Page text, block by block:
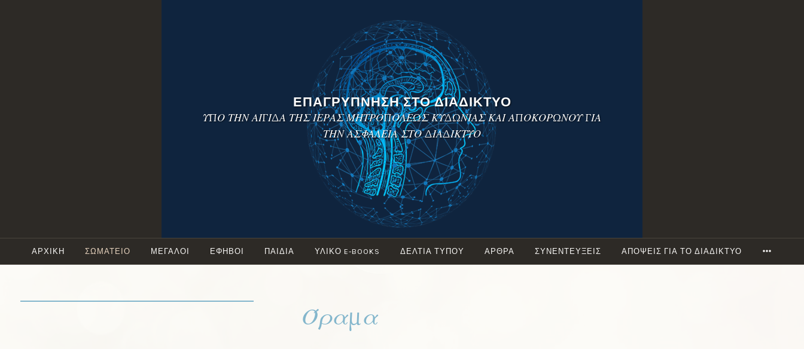
ΕΠΑΓΡΥΠΝΗΣΗ ΣΤΟ ΔΙΑΔΙΚΤΥΟ
ΥΠΟ ΤΗΝ ΑΙΓΙΔΑ ΤΗΣ ΙΕΡΑΣ ΜΗΤΡΟΠΟΛΕΩΣ ΚΥΔΩΝΙΑΣ ΚΑΙ ΑΠΟΚΟΡΩΝΟΥ ΓΙΑ
ΤΗΝ ΑΣΦΑΛΕΙΑ ΣΤΟ ΔΙΑΔΙΚΤΥΟ
ΑΡΧΙΚΗ ΣΩΜΑΤΕΙΟ ΜΕΓΆΛΟΙ ΕΦΗΒΟΙ ΠΑΙΔΙΑ ΥΛΙΚΟ E-BOOKS ΔΕΛΤΙΑ ΤΥΠΟΥ ΑΡΘΡΑ ΣΥΝΕΝΤΕΥΞΕΙΣ ΑΠΟΨΕΙΣ ΓΙΑ ΤΟ ΔΙΑΔΙΚΤΥΟ
Όραμα